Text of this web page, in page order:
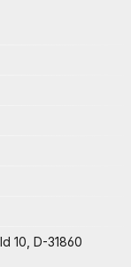
10, D-31860